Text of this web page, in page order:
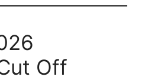
Off